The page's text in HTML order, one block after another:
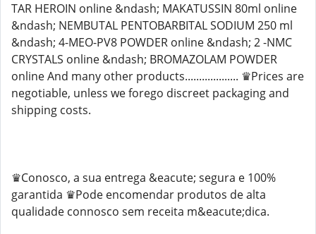
TAR HEROIN online &ndash; MAKATUSSIN 80ml online
&ndash; NEMBUTAL PENTOBARBITAL SODIUM 250 ml
&ndash; 4-MEO-PV8 POWDER online &ndash; 2 -NMC
CRYSTALS online &ndash; BROMAZOLAM POWDER
online And many other products................... ♛Prices are
negotiable, unless we forego discreet packaging and
shipping costs.
♛Conosco, a sua entrega &eacute; segura e 100%
garantida ♛Pode encomendar produtos de alta
qualidade connosco sem receita m&eacute;dica.